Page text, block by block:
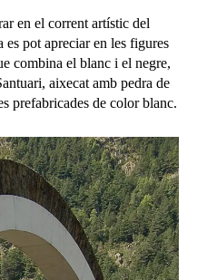
en el corrent artístic del
pot apreciar en les figures
combina el blanc i el negre,
aixecat amb pedra de
prefabricades de color blanc.